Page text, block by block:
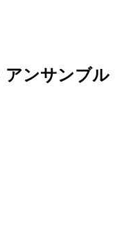
ンサンブル